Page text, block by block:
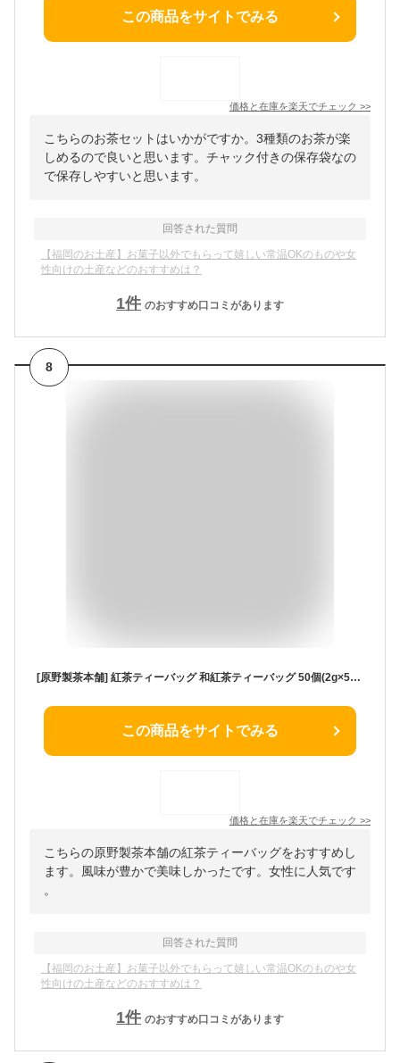
この商品をサイトでみる
価格と在庫を楽天でチェック >>
こちらのお茶セットはいかがですか。3種類のお茶が楽
しめるので良いと思います。チャック付きの保存袋なの
で保存しやすいと思います。
回答された質問
【福岡のお土産】お菓子以外でもらって嬉しい常温OKのものや女
性向けの土産などのおすすめは？
1件 のおすすめ口コミがあります
8
[原野製茶本舗] 紅茶ティーバッグ 和紅茶ティーバッグ 50個(2g×50個入) /お茶 茶葉 和紅茶 紅茶 八女茶 福岡県産 ティーバッグ 簡単 便利 お茶の葉 良質茶葉 コク あまみ 九州 八女地方 袋入り
この商品をサイトでみる
価格と在庫を楽天でチェック >>
こちらの原野製茶本舗の紅茶ティーバッグをおすすめし
ます。風味が豊かで美味しかったです。女性に人気です
。
回答された質問
【福岡のお土産】お菓子以外でもらって嬉しい常温OKのものや女
性向けの土産などのおすすめは？
1件 のおすすめ口コミがあります